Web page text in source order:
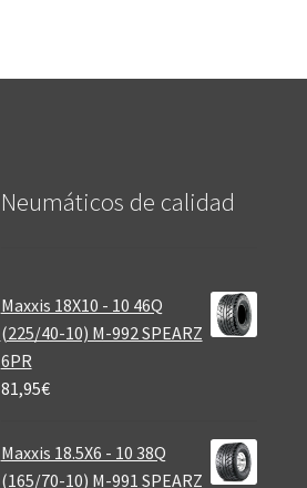
Neumáticos de calidad‎
Maxxis 18X10 - 10 46Q
(225/40-10) M-992 SPEARZ
6PR
81,95€
Maxxis 18.5X6 - 10 38Q
(165/70-10) M-991 SPEARZ